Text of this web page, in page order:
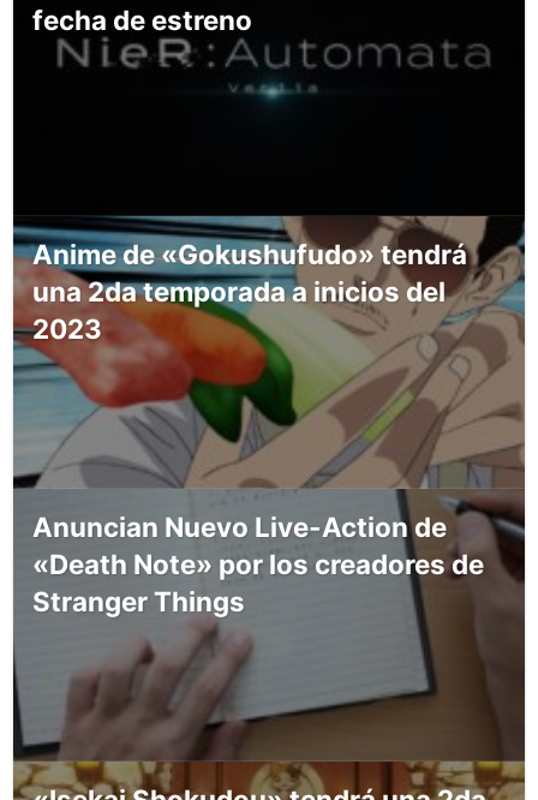
fecha de estreno
Anime de «Gokushufudo» tendrá
una 2da temporada a inicios del
2023
Anuncian Nuevo Live-Action de
«Death Note» por los creadores de
Stranger Things